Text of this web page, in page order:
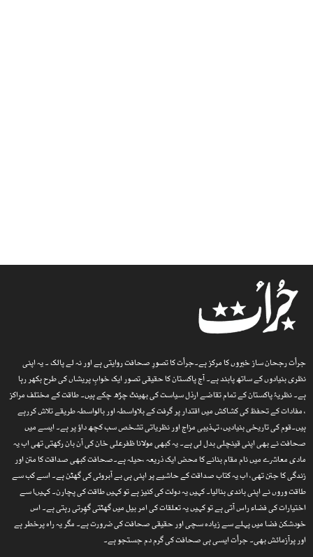
جرأت رجحان ساز خبروں کا مرکز ہے۔جرأت کا تصورِ صحافت روایتی ہے اور نہ لے پالک ۔ یہ اپنی
نظری بنیادوں کے ساتھ پابند ہے۔ آج پاکستان کا حقیقی تصور ایک خوابِ پریشاں کی طرح بکھر رہا
ہے۔ نظریۂ پاکستان کے تمام تقاضے ارذل سیاست کی بھینٹ چڑھ چکے ہیں۔ طاقت کے مختلف مراکز
، مفادات کے تحفظ کی کشاکش میں اقتدار پر گرفت کے بلاواسطہ اور بالواسطہ طریقے تلاش کررہے
ہیں۔قوم کی تاریخی بنیادیں، تہذیبی مزاج اور نظریاتی تشخص سب کچھ داؤ پر ہے۔ ایسے میں
صحافت نے بھی اپنی قینچلی بدل لی ہے۔ یہ کبھی مولانا ظفرعلی خان کی آن بان رکھتی تھی اب یہ
مادی معاشرے میں نام مقام بنانے کا محض ایک ذریعہ ،حیلہ ہے۔صحافت کبھی صداقت کا متن اور
زندگی کا جتن تھی، اب یہ کتاب صداقت کے حاشیے پر اپنی ہی بے آبروئی کی گھٹن ہے۔ اسے کب سے
طاقت وروں نے اپنی باندی بنالیا۔ کہیں یہ دولت کی کنیز ہے تو کہیں طاقت کی پچارن۔ کہیںا سے
اختیارات کی فضاء راس آتی ہے تو کہیں یہ تعلقات کی امر بیل میں گھٹتی گھِرتی رہتی ہے۔ اس
خودشکن فضا میں پہلے سے زیادہ سچی اور حقیقی صحافت کی ضرورت ہے۔ مگر یہ راہ پرخطر ہے
اور پرآزمائش بھی۔ جرأت ایسی ہی صحافت کی گرم دم جستجو ہے۔